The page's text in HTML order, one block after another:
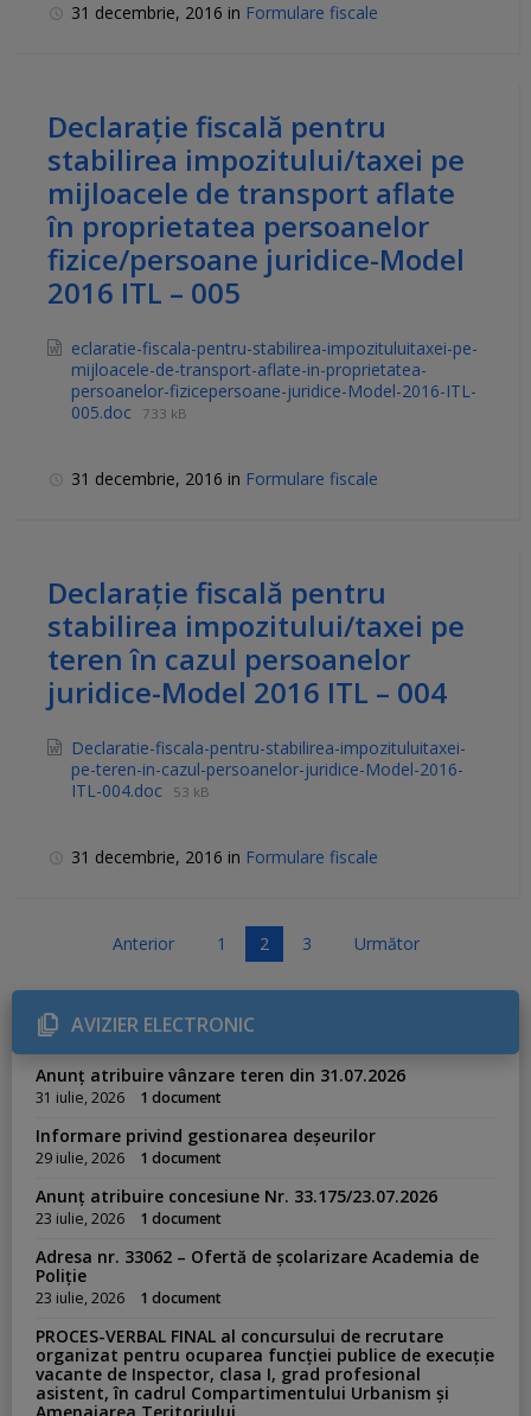
31 decembrie, 2016 in Formulare fiscale
Declaraţie fiscală pentru
stabilirea impozitului/taxei pe
mijloacele de transport aflate
în proprietatea persoanelor
fizice/persoane juridice-Model
2016 ITL – 005
eclaratie-fiscala-pentru-stabilirea-impozituluitaxei-pe-
mijloacele-de-transport-aflate-in-proprietatea-
persoanelor-fizicepersoane-juridice-Model-2016-ITL-
005.doc
733 kB
31 decembrie, 2016 in Formulare fiscale
Declaraţie fiscală pentru
stabilirea impozitului/taxei pe
teren în cazul persoanelor
juridice-Model 2016 ITL – 004
Declaratie-fiscala-pentru-stabilirea-impozituluitaxei-
pe-teren-in-cazul-persoanelor-juridice-Model-2016-
ITL-004.doc
53 kB
31 decembrie, 2016 in Formulare fiscale
g
n
Anterior 1 2 3 Următor
AVIZIER ELECTRONIC
Anunț atribuire vânzare teren din 31.07.2026
31 iulie, 2026 1 document
Informare privind gestionarea deșeurilor
29 iulie, 2026 1 document
Anunț atribuire concesiune Nr. 33.175/23.07.2026
23 iulie, 2026 1 document
Adresa nr. 33062 – Ofertă de școlarizare Academia de
Poliție
23 iulie, 2026 1 document
PROCES-VERBAL FINAL al concursului de recrutare
organizat pentru ocuparea funcției publice de execuție
vacante de Inspector, clasa I, grad profesional
asistent, în cadrul Compartimentului Urbanism și